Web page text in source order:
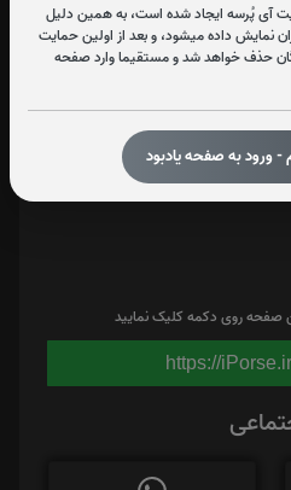
آی پُرسه ایجاد شده است، به همین دلیل
نمایش داده میشود، و بعد از اولین حمایت
حذف خواهد شد و مستقیما وارد صفحه
ورود به صفحه یادبود
صفحه روی دکمه کلیک نمایید
https://